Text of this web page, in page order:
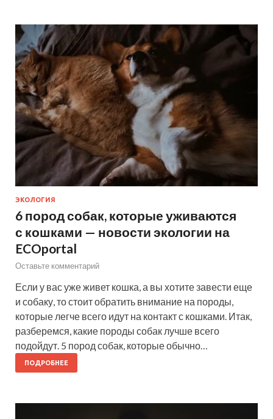
ЭКОЛОГИЯ
6 пород собак, которые уживаются
с кошками — новости экологии на
ECOportal
Оставьте комментарий
Если у вас уже живет кошка, а вы хотите завести еще
и собаку, то стоит обратить внимание на породы,
которые легче всего идут на контакт с кошками. Итак,
разберемся, какие породы собак лучше всего
подойдут. 5 пород собак, которые обычно…
ПОДРОБНЕЕ